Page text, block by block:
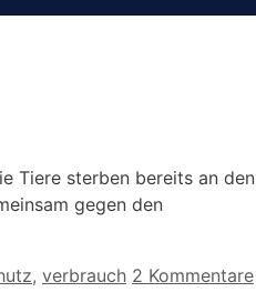
Tiere sterben bereits an den
gegen den
, verbrauch 2 Kommentare